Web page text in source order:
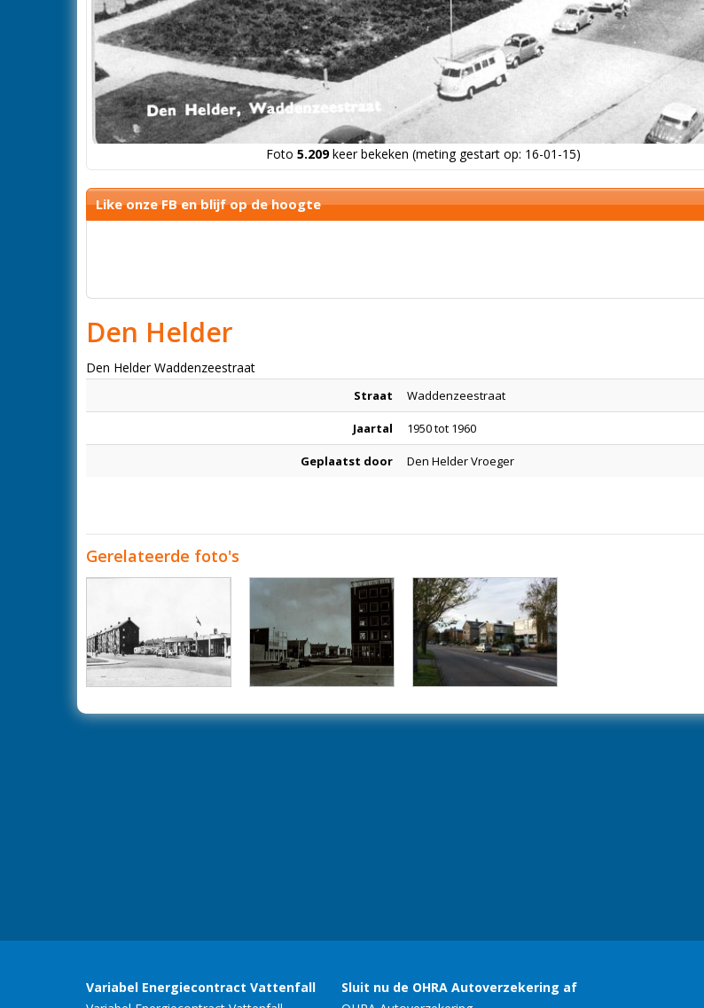
Foto 5.209keer bekeken (meting gestart op: 16-01-15)
Like onze FB en blijf op de hoogte
Den Helder
Den Helder Waddenzeestraat
Straat Waddenzeestraat
Jaartal 1950 tot 1960
Geplaatst door Den Helder Vroeger
Gerelateerde foto's